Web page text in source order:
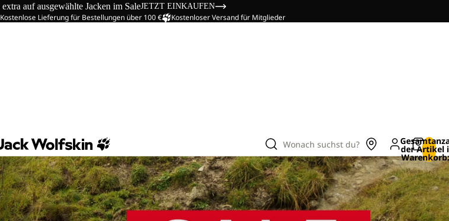
extra auf ausgewählte Jacken im SaleJETZT EINKAUFEN
Kostenlose Lieferung für Bestellungen über 100 € Kostenloser Versand für Mitglieder
Wonach suchst du? der Artikel